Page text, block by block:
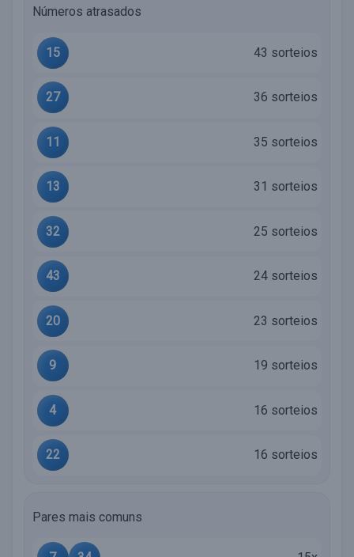
Números atrasados
15 43 sorteios
27 36 sorteios
11 35 sorteios
13 31 sorteios
32 25 sorteios
43 24 sorteios
20 23 sorteios
9 19 sorteios
4 16 sorteios
22 16 sorteios
Pares mais comuns